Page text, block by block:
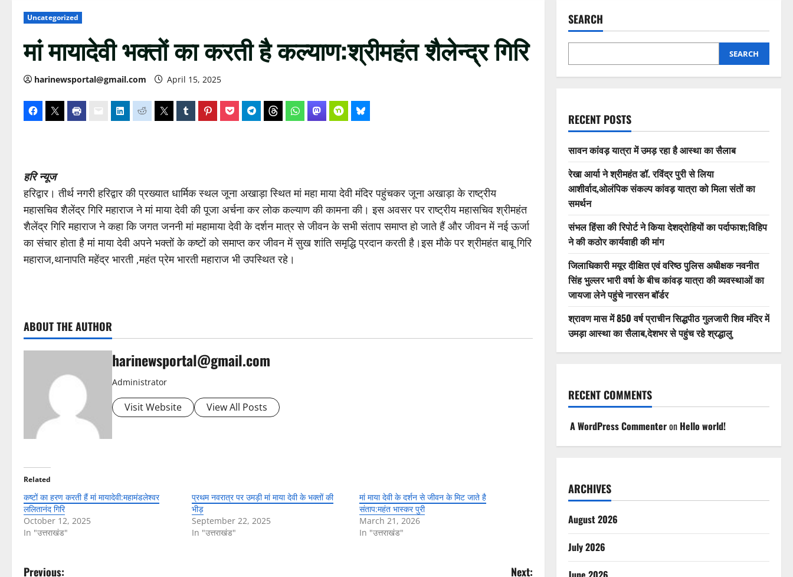
Uncategorized
मां मायादेवी भक्तों का करती है कल्याण:श्रीमहंत शैलेन्द्र गिरि
harinewsportal@gmail.com April 15, 2025
हरि न्यूज
हरिद्वार। तीर्थ नगरी हरिद्वार की प्रख्यात धार्मिक स्थल जूना अखाड़ा स्थित मां महा माया देवी मंदिर पहुंचकर जूना अखाड़ा के राष्ट्रीय
महासचिव शैलेंद्र गिरि महाराज ने मां माया देवी की पूजा अर्चना कर लोक कल्याण की कामना की। इस अवसर पर राष्ट्रीय महासचिव श्रीमहंत
शैलेंद्र गिरि महाराज ने कहा कि जगत जननी मां महामाया देवी के दर्शन मात्र से जीवन के सभी संताप समाप्त हो जाते हैं और जीवन में नई ऊर्जा
का संचार होता है मां माया देवी अपने भक्तों के कष्टों को समाप्त कर जीवन में सुख शांति समृद्धि प्रदान करती है।इस मौके पर श्रीमहंत बाबू गिरि
महाराज,थानापति महेंद्र भारती ,महंत प्रेम भारती महाराज भी उपस्थित रहे।
ABOUT THE AUTHOR
harinewsportal@gmail.com
Administrator
Visit Website View All Posts
Related
कष्टों का हरण करती हैं मां मायादेवी:महामंडलेश्वर
ललितानंद गिरि
October 12, 2025
In "उत्तराखंड"
प्रथम नवरात्र पर उमड़ी मां माया देवी के भक्तों की
भीड़
September 22, 2025
In "उत्तराखंड"
मां माया देवी के दर्शन से जीवन के मिट जाते है
संताप:महंत भास्कर पुरी
March 21, 2026
In "उत्तराखंड"
Previous:
Next:
SEARCH
SEARCH
RECENT POSTS
सावन कांवड़ यात्रा में उमड़ रहा है आस्था का सैलाब
रेखा आर्या ने श्रीमहंत डॉ. रविंद्र पुरी से लिया
आशीर्वाद,ओलंपिक संकल्प कांवड़ यात्रा को मिला संतों का
समर्थन
संभल हिंसा की रिपोर्ट ने किया देशद्रोहियों का पर्दाफाश;विहिप
ने की कठोर कार्यवाही की मांग
जिलाधिकारी मयूर दीक्षित एवं वरिष्ठ पुलिस अधीक्षक नवनीत
सिंह भुल्लर भारी वर्षा के बीच कांवड़ यात्रा की व्यवस्थाओं का
जायजा लेने पहुंचे नारसन बॉर्डर
श्रावण मास में 850 वर्ष प्राचीन सिद्धपीठ गुलजारी शिव मंदिर में
उमड़ा आस्था का सैलाब,देशभर से पहुंच रहे श्रद्धालु
RECENT COMMENTS
A WordPress Commenteron Hello world!
ARCHIVES
August 2026
July 2026